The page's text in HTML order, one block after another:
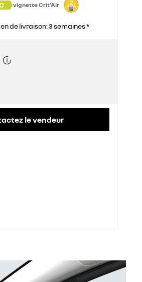
vignette Crit'Air
de livraison: 3 semaines *
le vendeur